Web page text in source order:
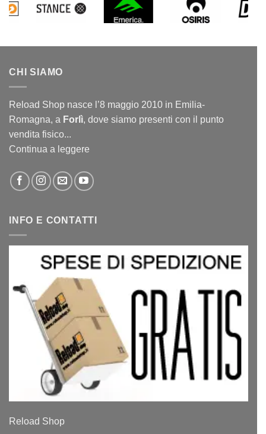
CHI SIAMO
Reload Shop nasce l’8 maggio 2010 in Emilia-
Romagna, a Forlì, dove siamo presenti con il punto
vendita fisico...
Continua a leggere
INFO E CONTATTI
Reload Shop